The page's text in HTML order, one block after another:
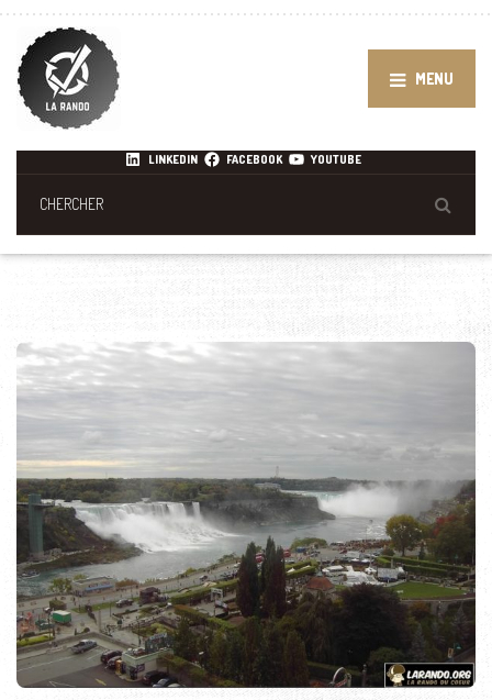
MENU
LINKEDIN FACEBOOK YOUTUBE